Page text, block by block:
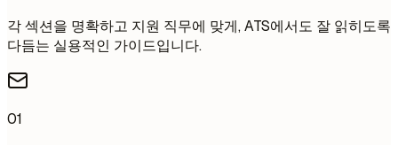
각 섹션을 명확하고 지원 직무에 맞게, ATS에서도 잘 읽히도록
다듬는 실용적인 가이드입니다.
01